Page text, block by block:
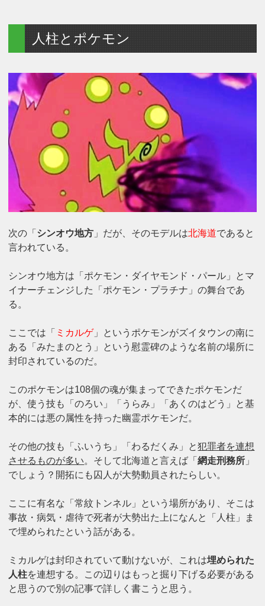
人柱とポケモン
次の「 シンオウ地方 」だが、そのモデルは北海道であると
言われている。
シンオウ地方は「ポケモン・ダイヤモンド・パール」とマ
イナーチェンジした「ポケモン・プラチナ」の舞台であ
る。
ここでは「 ミカルゲ」というポケモンがズイタウンの南に
ある「みたまのとう」という慰霊碑のような名前の場所に
封印されているのだ。
このポケモンは108個の魂が集まってできたポケモンだ
が、使う技も「のろい」「うらみ」「あくのはどう」と基
本的には悪の属性を持った幽霊ポケモンだ。
その他の技も「ふいうち」「わるだくみ」と犯罪者を連想
させるものが多い。そして北海道と言えば「網走刑務所 」
でしょう？開拓にも囚人が大勢動員されたらしい。
ここに有名な「常紋トンネル」という場所があり、そこは
事故・病気・虐待で死者が大勢出た上になんと「人柱」ま
で埋められたという話がある。
ミカルゲは封印されていて動けないが、これは埋められた
人柱を連想する。この辺りはもっと掘り下げる必要がある
と思うので別の記事で詳しく書こうと思う。